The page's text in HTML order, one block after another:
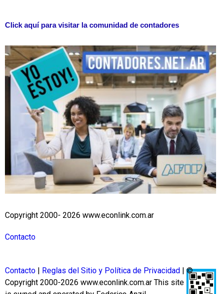
Click aquí para visitar la comunidad de contadores
Copyright 2000- 2026 www.econlink.com.ar
Contacto
Contacto | Reglas del Sitio y Política de Privacidad | ©
Copyright 2000-2026 www.econlink.com.ar This site